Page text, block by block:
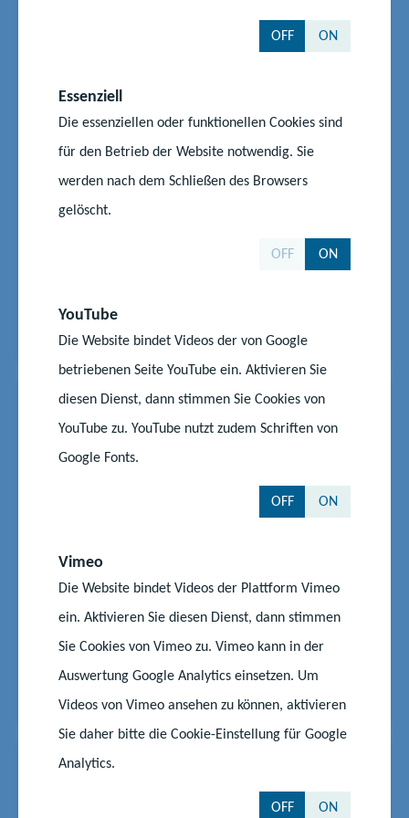
OFF ON
Essenziell
Die essenziellen oder funktionellen Cookies sind
für den Betrieb der Website notwendig. Sie
werden nach dem Schließen des Browsers
gelöscht.
OFF ON
YouTube
Die Website bindet Videos der von Google
betriebenen Seite YouTube ein. Aktivieren Sie
diesen Dienst, dann stimmen Sie Cookies von
YouTube zu. YouTube nutzt zudem Schriften von
Google Fonts.
OFF ON
Vimeo
Die Website bindet Videos der Plattform Vimeo
ein. Aktivieren Sie diesen Dienst, dann stimmen
Sie Cookies von Vimeo zu. Vimeo kann in der
Auswertung Google Analytics einsetzen. Um
Videos von Vimeo ansehen zu können, aktivieren
Sie daher bitte die Cookie-Einstellung für Google
Analytics.
OFF ON
#Schüler
digitaler Geräte an Schulen
Muss mein Handy während der Schulzeit im
Rucksack bleiben? Darf ich mein Tablet auf dem
Schulgelände nutzen? Ist es erlaubt, mit der
Smartwatch im Schulgebäude zu telefonieren? Um
erarbeitet das Land derzeit Empfehlungen zur
Aktuelles
News26.05.2025 |
#Berufliche Orientierung
#Lehrkräfte
Digitale Schülerfirmen-
Beginner-Infoveranstaltung
Die Landeskoordination Schülerfirmen M-V lädt zur
ein. Diese richtet sich an Lehrkräfte und
Schulsozialarbeiterinnen und Schulsozialarbeiter, die
eine Schülerfirma an der eigenen Schule gründen
News20.06.2025